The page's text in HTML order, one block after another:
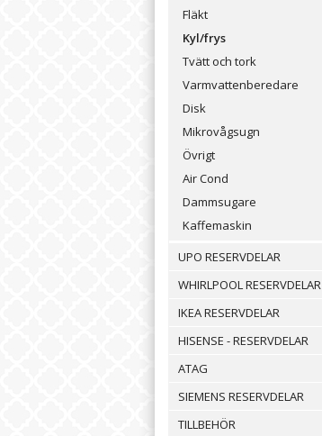
Fläkt
Kyl/frys
Tvätt och tork
Varmvattenberedare
Disk
Mikrovågsugn
Övrigt
Air Cond
Dammsugare
Kaffemaskin
UPO RESERVDELAR
WHIRLPOOL RESERVDELAR
IKEA RESERVDELAR
HISENSE - RESERVDELAR
ATAG
SIEMENS RESERVDELAR
TILLBEHÖR